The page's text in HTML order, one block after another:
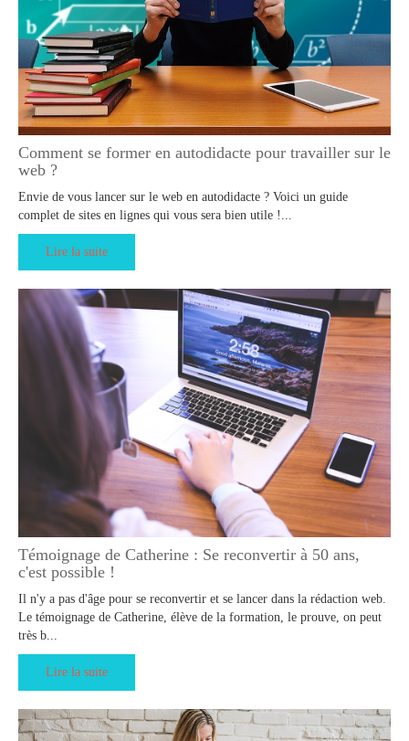
Comment se former en autodidacte pour travailler sur le
web ?
Envie de vous lancer sur le web en autodidacte ? Voici un guide
complet de sites en lignes qui vous sera bien utile !...
Lire la suite
Témoignage de Catherine : Se reconvertir à 50 ans,
c'est possible !
Il n'y a pas d'âge pour se reconvertir et se lancer dans la rédaction web.
Le témoignage de Catherine, élève de la formation, le prouve, on peut
très b...
Lire la suite